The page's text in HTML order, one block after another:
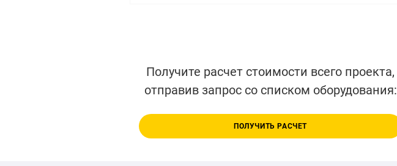
Получите расчет стоимости всего проекта,
отправив запрос со списком оборудования:
ПОЛУЧИТЬ РАСЧЕТ